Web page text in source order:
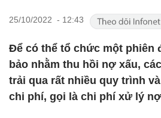
25/10/2022 - 12:43
Để có thể tổ chức một phiên
bảo nhằm thu hồi nợ xấu,
trải qua rất nhiều quy trình
chi phí, gọi là chi phí xử lý